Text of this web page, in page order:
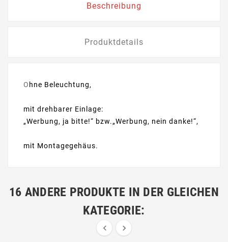
Beschreibung
Produktdetails
O hne Beleuchtung,
mit drehbarer Einlage:
„Werbung, ja bitte!“ bzw.„Werbung, nein danke!“,
mit Montagegehäus.
16 ANDERE PRODUKTE IN DER GLEICHEN
KATEGORIE:
 